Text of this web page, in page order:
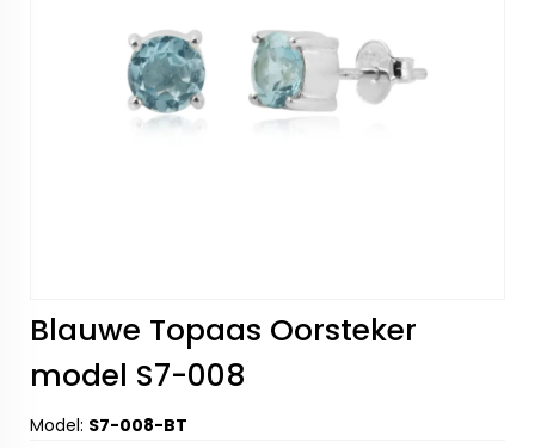
Blauwe Topaas Oorsteker
model S7-008
Model: S7-008-BT